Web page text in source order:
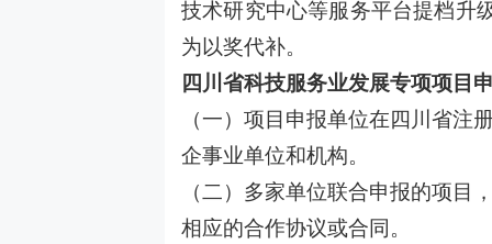
技术研究中心等服务平台提档升
为以奖代补。
四川省科技服务业发展专项项目
（一）项目申报单位在四川省注
企事业单位和机构。
（二）多家单位联合申报的项目
相应的合作协议或合同。